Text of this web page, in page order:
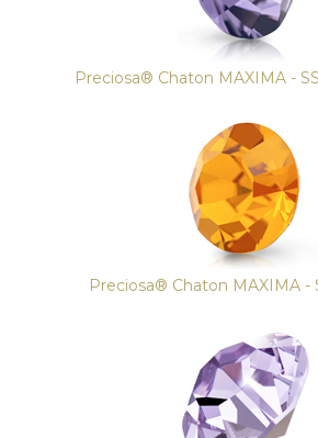
Preciosa® Chaton MAXIMA -
Preciosa® Chaton MAXIMA -